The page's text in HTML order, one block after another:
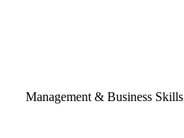
Management & Business Skills